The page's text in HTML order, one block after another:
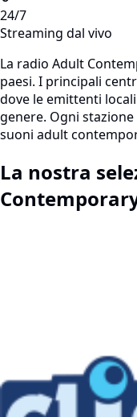
24/7
Streaming dal vivo
La radio Adult
paesi. I principali
dove le emittenti
genere. Ogni
suoni adult
La nostra